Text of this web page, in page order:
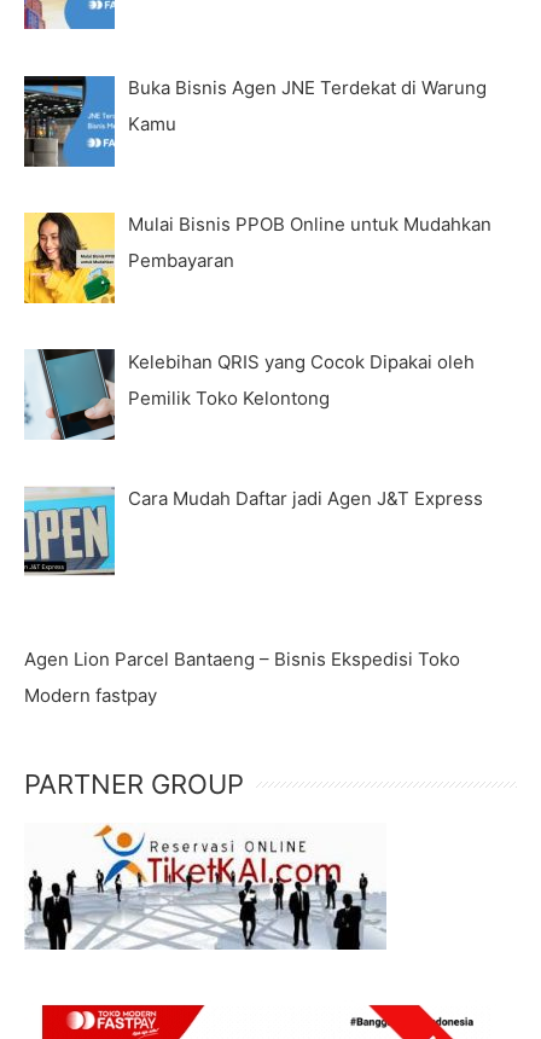
Buka Bisnis Agen JNE Terdekat di Warung
Kamu
Mulai Bisnis PPOB Online untuk Mudahkan
Pembayaran
Kelebihan QRIS yang Cocok Dipakai oleh
Pemilik Toko Kelontong
Cara Mudah Daftar jadi Agen J&T Express
Agen Lion Parcel Bantaeng – Bisnis Ekspedisi Toko
Modern fastpay
PARTNER GROUP